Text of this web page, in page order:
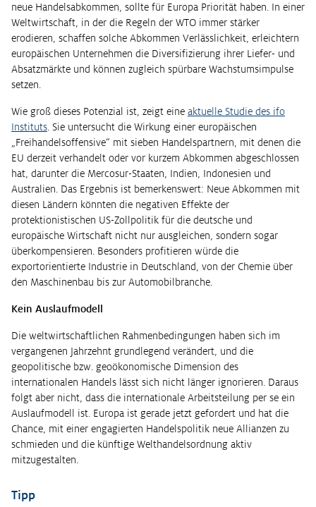
neue Handelsabkommen, sollte für Europa Priorität haben. In einer
Weltwirtschaft, in der die Regeln der WTO immer stärker
erodieren, schaffen solche Abkommen Verlässlichkeit, erleichtern
europäischen Unternehmen die Diversifizierung ihrer Liefer- und
Absatzmärkte und können zugleich spürbare Wachstumsimpulse
setzen.
Wie groß dieses Potenzial ist, zeigt eine aktuelle Studie des ifo
Instituts . Sie untersucht die Wirkung einer europäischen
„Freihandelsoffensive“ mit sieben Handelspartnern, mit denen die
EU derzeit verhandelt oder vor kurzem Abkommen abgeschlossen
hat, darunter die Mercosur-Staaten, Indien, Indonesien und
Australien. Das Ergebnis ist bemerkenswert: Neue Abkommen mit
diesen Ländern könnten die negativen Effekte der
protektionistischen US-Zollpolitik für die deutsche und
europäische Wirtschaft nicht nur ausgleichen, sondern sogar
überkompensieren. Besonders profitieren würde die
exportorientierte Industrie in Deutschland, von der Chemie über
den Maschinenbau bis zur Automobilbranche.
Kein Auslaufmodell
Die weltwirtschaftlichen Rahmenbedingungen haben sich im
vergangenen Jahrzehnt grundlegend verändert, und die
geopolitische bzw. geoökonomische Dimension des
internationalen Handels lässt sich nicht länger ignorieren. Daraus
folgt aber nicht, dass die internationale Arbeitsteilung per se ein
Auslaufmodell ist. Europa ist gerade jetzt gefordert und hat die
Chance, mit einer engagierten Handelspolitik neue Allianzen zu
schmieden und die künftige Welthandelsordnung aktiv
mitzugestalten.
Tipp